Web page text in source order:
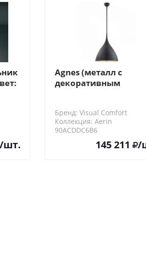
шт.
Agnes (металл с
декоративным
Бренд: Visual Comfort
Коллекция: Aerin
90ACDDC6B6
145 211 /